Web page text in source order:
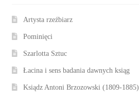
Artysta rzeźbiarz
Pominięci
Szarlotta Sztuc
Łacina i sens badania dawnych ksiąg
Ksiądz Antoni Brzozowski (1809-1885)